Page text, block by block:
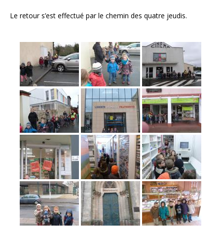
Le retour s’est effectué par le chemin des quatre jeudis.